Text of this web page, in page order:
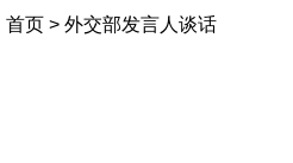
首页 > 外交部发言人谈话